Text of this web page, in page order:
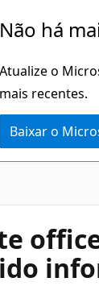
Não há
Atualize o
mais recentes.
Baixar o